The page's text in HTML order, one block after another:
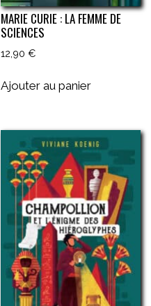
MARIE CURIE : LA FEMME DE
SCIENCES
12,90€
Ajouter au panier